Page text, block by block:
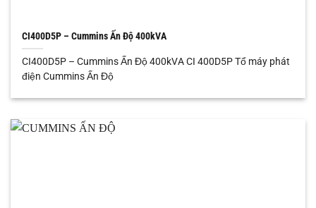
CI400D5P – Cummins Ấn Độ 400kVA
CI400D5P – Cummins Ấn Độ 400kVA CI 400D5P Tổ máy phát
điện Cummins Ấn Độ